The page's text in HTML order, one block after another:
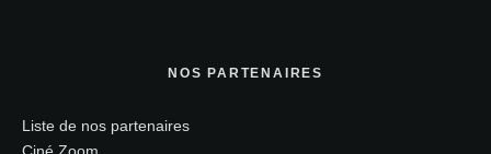
NOS PARTENAIRES
Liste de nos partenaires